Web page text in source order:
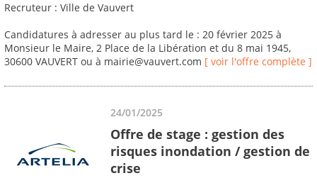
Recruteur : Ville de Vauvert
Candidatures à adresser au plus tard le : 20 février 2025 à
Monsieur le Maire, 2 Place de la Libération et du 8 mai 1945,
30600 VAUVERT ou à mairie@vauvert.com [ voir l'offre complète ]
24/01/2025
Offre de stage : gestion des
risques inondation / gestion de
crise